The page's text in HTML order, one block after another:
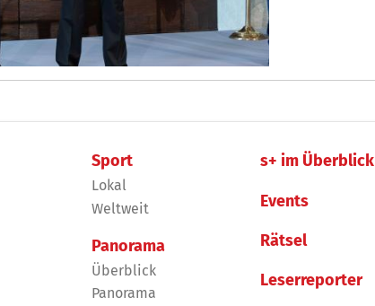
Sport
Lokal
Weltweit
Panorama
Überblick
Panorama
s+ im Überblick
Events
Rätsel
Leserreporter